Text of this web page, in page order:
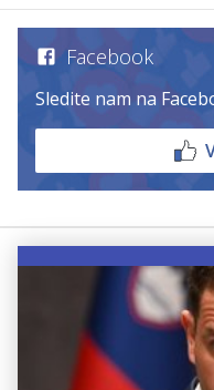
Facebook
Sledite nam na